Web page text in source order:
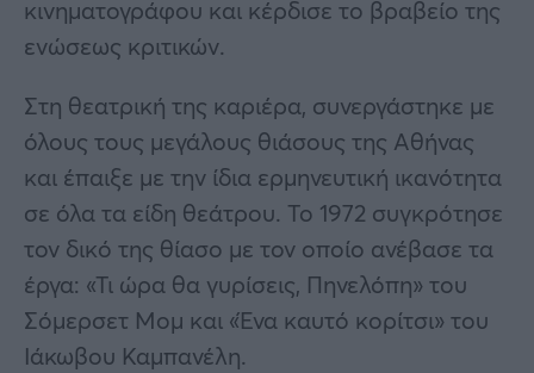
κινηματογράφου και κέρδισε το βραβείο της
ενώσεως κριτικών.
Στη θεατρική της καριέρα, συνεργάστηκε με
όλους τους μεγάλους θιάσους της Αθήνας
και έπαιξε με την ίδια ερμηνευτική ικανότητα
σε όλα τα είδη θεάτρου. Το 1972 συγκρότησε
τον δικό της θίασο με τον οποίο ανέβασε τα
έργα: «Τι ώρα θα γυρίσεις, Πηνελόπη» του
Σόμερσετ Μομ και «Ένα καυτό κορίτσι» του
Ιάκωβου Καμπανέλη.